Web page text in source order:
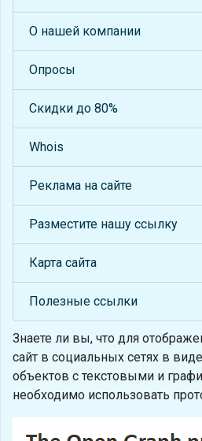
О нашей компании
Опросы
Скидки до 80%
Whois
Реклама на сайте
Разместите нашу ссылку
Карта сайта
Полезные ссылки
Знаете ли вы, что для
сайт в социальных сетях в
объектов с текстовыми и
необходимо использовать